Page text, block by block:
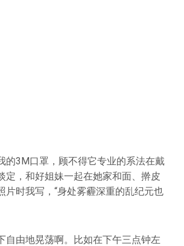
的3M口罩，顾不得它专业的系法在戴
定，和好姐妹一起在她家和面、擀皮
时我写，“身处雾霾深重的乱纪元也
自由地晃荡啊。比如在下午三点钟左